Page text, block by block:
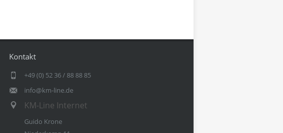
Kontakt
+49 (0) 52 36 / 88 88 85
info@km-line.de
KM-Line Internet
Guido Krone